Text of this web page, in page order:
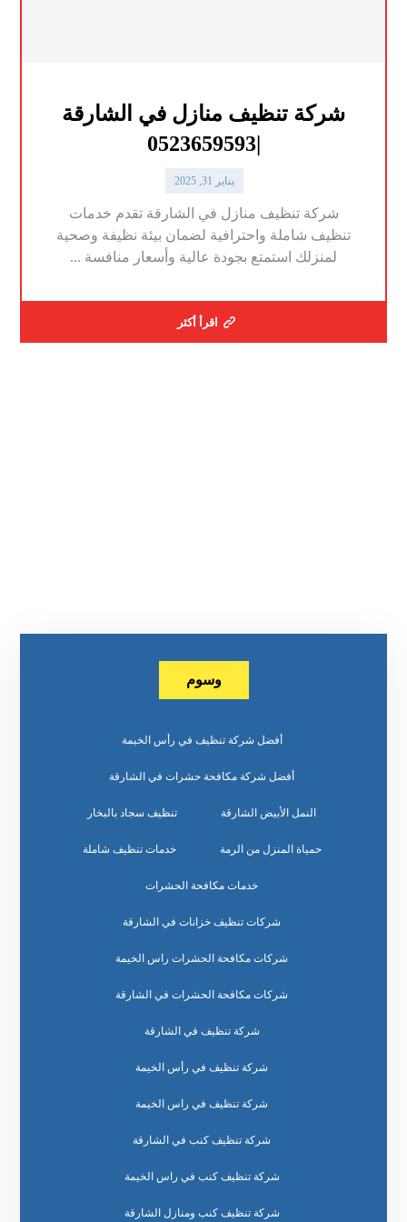
شركة تنظيف منازل في الشارقة
|0523659593
يناير 31, 2025
شركة تنظيف منازل في الشارقة تقدم خدمات
تنظيف شاملة واحترافية لضمان بيئة نظيفة وصحية
لمنزلك استمتع بجودة عالية وأسعار منافسة ...
اقرأ أكثر
وسوم
أفضل شركة تنظيف في رأس الخيمة
أفضل شركة مكافحة حشرات في الشارقة
النمل الأبيض الشارقة تنظيف سجاد بالبخار
حمياة المنزل من الرمة خدمات تنظيف شاملة
خدمات مكافحة الحشرات
شركات تنظيف خزانات في الشارقة
شركات مكافحة الحشرات راس الخيمة
شركات مكافحة الحشرات في الشارقة
شركة تنظيف في الشارقة
شركة تنظيف في رأس الخيمة
شركة تنظيف في راس الخيمة
شركة تنظيف كنب في الشارقة
شركة تنظيف كنب في راس الخيمة
شركة تنظيف كنب ومنازل الشارقة